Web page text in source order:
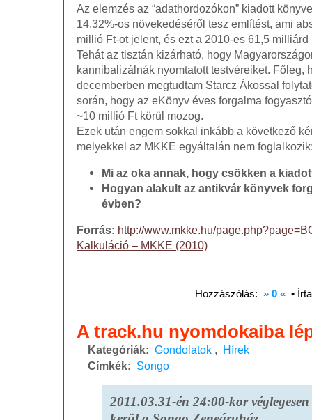
Az elemzés az “adathordozókon” kiadott
14.32%-os növekedéséről tesz említést, ami
millió Ft-ot jelent, és ezt a 2010-es 61,5
Tehát az tisztán kizárható, hogy
kannibalizálnák nyomtatott testvéreiket. Főleg,
decemberben megtudtam Starcz Ákossal
során, hogy az eKönyv éves forgalma
~10 millió Ft körül mozog.
Ezek után engem sokkal inkább a következő
melyekkel az MKKE egyáltalán nem
Mi az oka annak, hogy csökken a
Hogyan alakult az antikvár könyvek
évben?
Forrás: http://www.mkke.hu/
Kalkuláció – MKKE (2010)
Hozzászólás: » 0 « •
A track.hu nyomdokaiba
Kategóriák: Gondolatok , Hírek
Címkék: Songo
2011.03.31-én 24:00-kor